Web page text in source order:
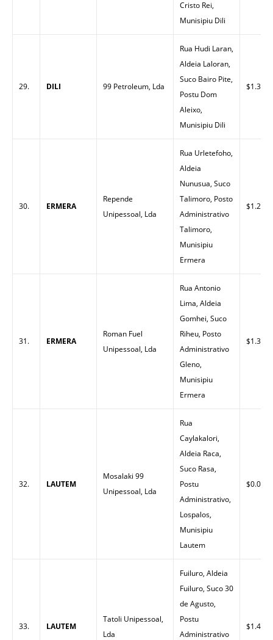
Cristo Rei,
Munisipiu Dili
29. DILI 99 Petroleum, Lda
Rua Hudi Laran,
Aldeia Laloran,
Suco Bairo Pite,
Postu Dom
Aleixo,
Munisipiu Dili
$1.33
30. ERMERA
Repende
Unipessoal, Lda
Rua Urletefoho,
Aldeia
Nunusua, Suco
Talimoro, Posto
Administrativo
Talimoro,
Munisipiu
Ermera
$1.27
31. ERMERA
Roman Fuel
Unipessoal, Lda
Rua Antonio
Lima, Aldeia
Gomhei, Suco
Riheu, Posto
Administrativo
Gleno,
Munisipiu
Ermera
$1.30
32. LAUTEM
Mosalaki 99
Unipessoal, Lda
Rua
Caylakalori,
Aldeia Raca,
Suco Rasa,
Postu
Administrativo,
Lospalos,
Munisipiu
Lautem
$0.00
33. LAUTEM
Tatoli Unipessoal,
Lda
Fuiluro, Aldeia
Fuiluro, Suco 30
de Agusto,
Postu
Administrativo
$1.40